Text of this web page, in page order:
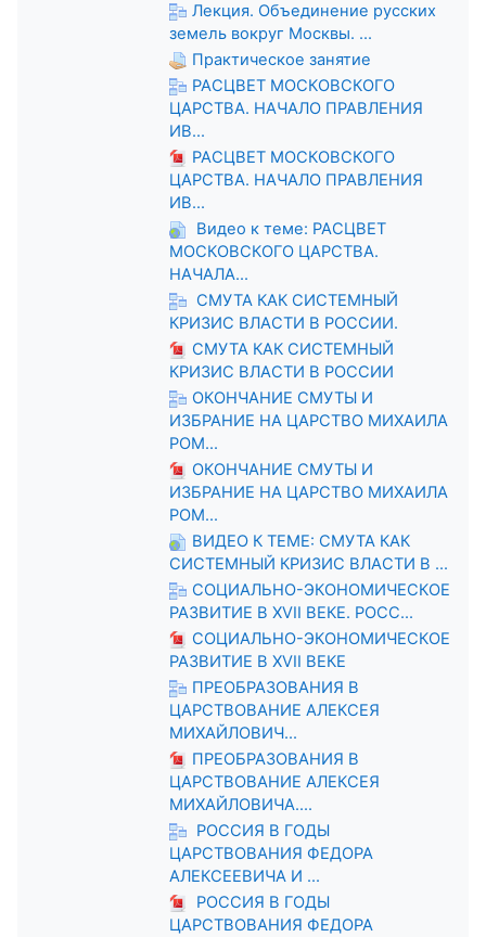
Лекция. Объединение русских
земель вокруг Москвы. ...
Практическое занятие
РАСЦВЕТ МОСКОВСКОГО
ЦАРСТВА. НАЧАЛО ПРАВЛЕНИЯ
ИВ...
РАСЦВЕТ МОСКОВСКОГО
ЦАРСТВА. НАЧАЛО ПРАВЛЕНИЯ
ИВ...
Видео к теме: РАСЦВЕТ
МОСКОВСКОГО ЦАРСТВА.
НАЧАЛА...
СМУТА КАК СИСТЕМНЫЙ
КРИЗИС ВЛАСТИ В РОССИИ.
СМУТА КАК СИСТЕМНЫЙ
КРИЗИС ВЛАСТИ В РОССИИ
ОКОНЧАНИЕ СМУТЫ И
ИЗБРАНИЕ НА ЦАРСТВО МИХАИЛА
РОМ...
ОКОНЧАНИЕ СМУТЫ И
ИЗБРАНИЕ НА ЦАРСТВО МИХАИЛА
РОМ...
ВИДЕО К ТЕМЕ: СМУТА КАК
СИСТЕМНЫЙ КРИЗИС ВЛАСТИ В ...
СОЦИАЛЬНО-ЭКОНОМИЧЕСКОЕ
РАЗВИТИЕ В XVII ВЕКЕ. РОСС...
СОЦИАЛЬНО-ЭКОНОМИЧЕСКОЕ
РАЗВИТИЕ В XVII ВЕКЕ
ПРЕОБРАЗОВАНИЯ В
ЦАРСТВОВАНИЕ АЛЕКСЕЯ
МИХАЙЛОВИЧ...
ПРЕОБРАЗОВАНИЯ В
ЦАРСТВОВАНИЕ АЛЕКСЕЯ
МИХАЙЛОВИЧА....
РОССИЯ В ГОДЫ
ЦАРСТВОВАНИЯ ФЕДОРА
АЛЕКСЕЕВИЧА И ...
РОССИЯ В ГОДЫ
ЦАРСТВОВАНИЯ ФЕДОРА